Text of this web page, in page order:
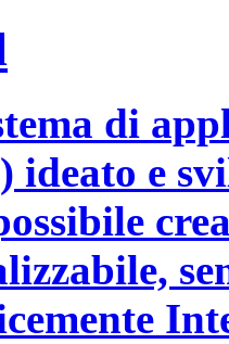
di
ideato e